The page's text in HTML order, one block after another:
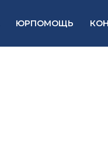
ЮРПОМОЩЬ